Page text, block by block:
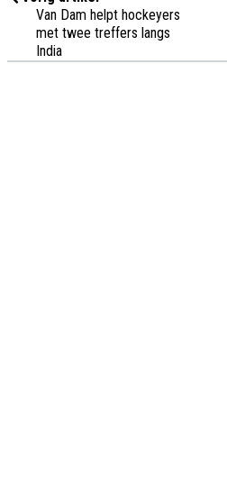
Van Dam helpt hockeyers
met twee treffers langs
India